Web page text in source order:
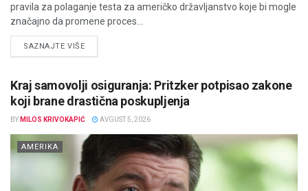
pravila za polaganje testa za američko državljanstvo koje bi mogle
značajno da promene proces...
SAZNAJTE VIŠEDETAILS
Kraj samovolji osiguranja: Pritzker potpisao zakone
koji brane drastična poskupljenja
BY MILOS KRIVOKAPIĆ AVGUST 5, 2026
AMERIKA